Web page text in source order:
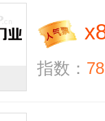
x
指数：